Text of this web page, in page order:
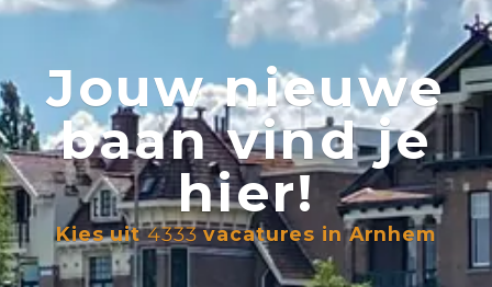
Jouw nieuwe
baan vind je
hier!
Kies uit4333vacatures in Arnhem